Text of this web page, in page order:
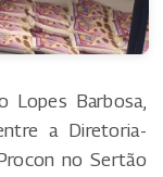
Lopes Barbosa,
a Diretoria-
no Sertão